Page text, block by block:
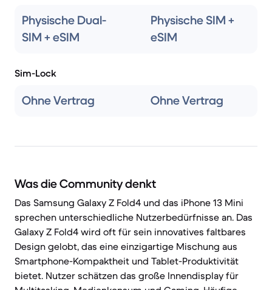
Physische Dual-
SIM + eSIM
Physische SIM +
eSIM
Sim-Lock
Ohne Vertrag Ohne Vertrag
Was die Community denkt
Das Samsung Galaxy Z Fold4 und das iPhone 13 Mini
sprechen unterschiedliche Nutzerbedürfnisse an. Das
Galaxy Z Fold4 wird oft für sein innovatives faltbares
Design gelobt, das eine einzigartige Mischung aus
Smartphone-Kompaktheit und Tablet-Produktivität
bietet. Nutzer schätzen das große Innendisplay für